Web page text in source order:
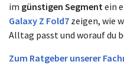
im günstigen Segmentein
Galaxy Z Fold7 zeigen, wie
Alltag passt und worauf du
Zum Ratgeber unserer